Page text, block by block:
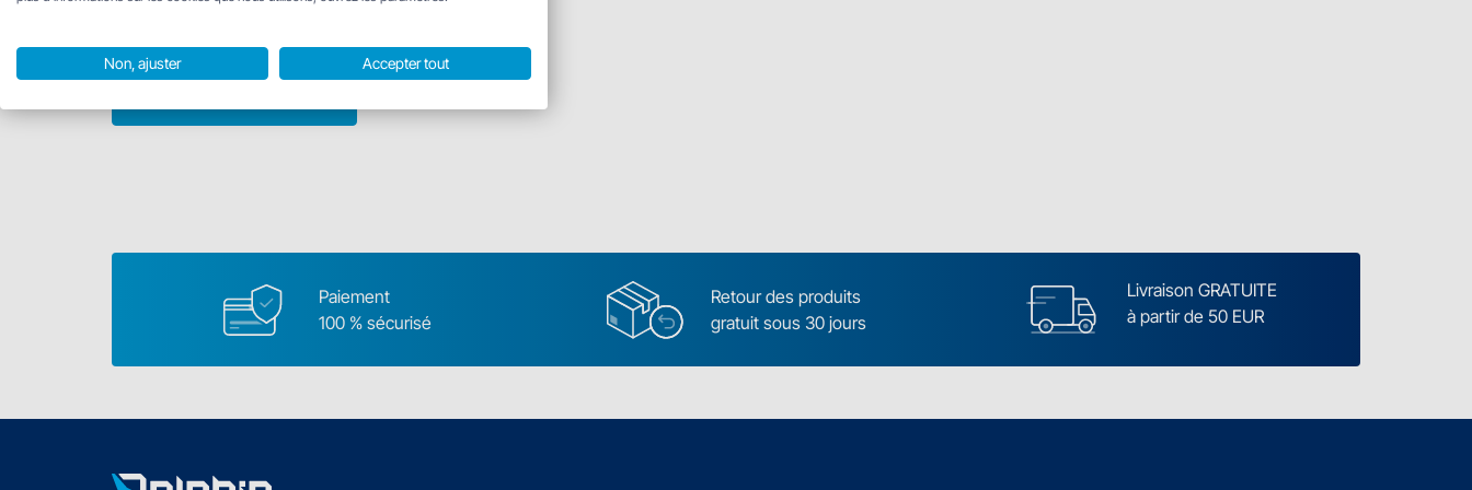
Paiement
100 % sécurisé
Retour des produits
gratuit sous 30 jours
Livraison GRATUITE
à partir de 50 EUR
Non, ajuster Accepter tout